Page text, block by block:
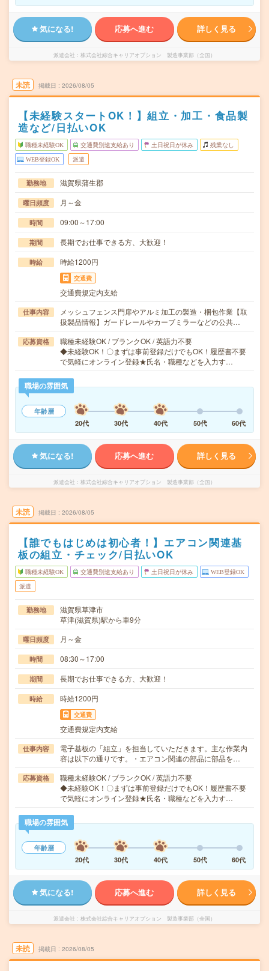
気になる! 応募へ進む 詳しく見る
派遣会社 株式会社綜合キャリアオプション 製造事業部（全国）
未読 掲載日 2026/08/05
【未経験スタートOK！】組立・加工・食品製
造など/日払いOK
職種未経験OK 交通費別途支給あり 土日祝日が休み 残業なし
WEB登録OK 派遣
勤務地 滋賀県蒲生郡
曜日頻度 月～金
時間 09:00～17:00
期間 長期でお仕事できる方、大歓迎！
時給 時給1200円
交通費
交通費規定内支給
仕事内容
メッシュフェンス門扉やアルミ加工の製造・梱包作業【取
扱製品情報】ガードレールやカーブミラーなどの公共…
応募資格
職種未経験OK / ブランクOK / 英語力不要
◆未経験OK！〇まずは事前登録だけでもOK！履歴書不要
で気軽にオンライン登録★氏名・職種などを入力す…
職場の雰囲気
年齢層
20代
30代 40代 50代 60代
気になる! 応募へ進む 詳しく見る
派遣会社 株式会社綜合キャリアオプション 製造事業部（全国）
未読 掲載日 2026/08/05
【誰でもはじめは初心者！】エアコン関連基
板の組立・チェック/日払いOK
職種未経験OK 交通費別途支給あり 土日祝日が休み WEB登録OK
派遣
勤務地
滋賀県草津市
草津(滋賀県)駅から車9分
曜日頻度 月～金
時間 08:30～17:00
期間 長期でお仕事できる方、大歓迎！
時給 時給1200円
交通費
交通費規定内支給
仕事内容
電子基板の「組立」を担当していただきます。主な作業内
容は以下の通りです。・エアコン関連の部品に部品を…
応募資格
職種未経験OK / ブランクOK / 英語力不要
◆未経験OK！〇まずは事前登録だけでもOK！履歴書不要
で気軽にオンライン登録★氏名・職種などを入力す…
職場の雰囲気
年齢層
20代
30代 40代 50代 60代
気になる! 応募へ進む 詳しく見る
派遣会社 株式会社綜合キャリアオプション 製造事業部（全国）
未読 掲載日 2026/08/05